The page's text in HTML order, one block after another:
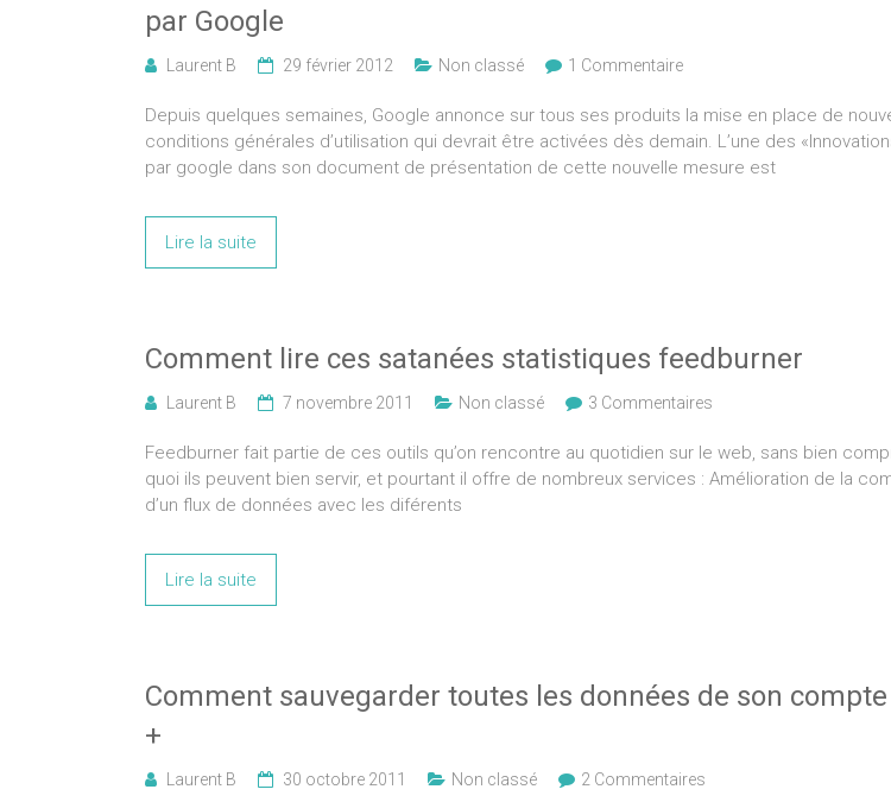
par Google
Laurent B 29 février 2012 Non classé 1 Commentaire
Depuis quelques semaines, Google annonce sur tous ses produits la mise en place de
conditions générales d’utilisation qui devrait être activées dès demain. L’une des
par google dans son document de présentation de cette nouvelle mesure est
Lire la suite
Comment lire ces satanées statistiques feedburner
Laurent B 7 novembre 2011 Non classé 3 Commentaires
Feedburner fait partie de ces outils qu’on rencontre au quotidien sur le web, sans bien
quoi ils peuvent bien servir, et pourtant il offre de nombreux services : Amélioration de la
d’un flux de données avec les diférents
Lire la suite
Comment sauvegarder toutes les données de son
+
Laurent B 30 octobre 2011 Non classé 2 Commentaires